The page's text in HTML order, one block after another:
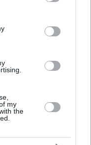
third-party tags to
in below Google
my
the
επιπέδου
και μη – Η
με αιχμές
τους Ιλλυριούς:
στα Βαλκάνια